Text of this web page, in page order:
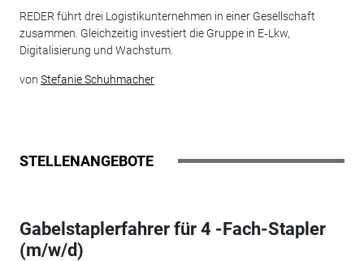
REDER führt drei Logistikunternehmen in einer Gesellschaft
zusammen. Gleichzeitig investiert die Gruppe in E‑Lkw,
Digitalisierung und Wachstum.
von Stefanie Schuhmacher
STELLENANGEBOTE
Gabelstaplerfahrer für 4 -Fach-Stapler
(m/w/d)